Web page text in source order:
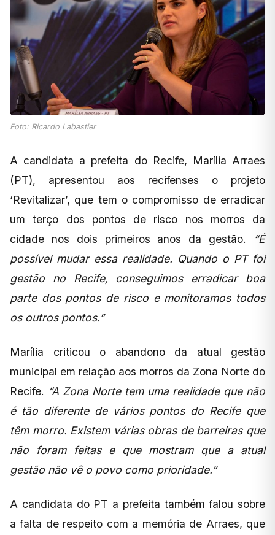
Foto: Ricardo Labastier
A candidata a prefeita do Recife, Marília Arraes
(PT), apresentou aos recifenses o projeto
‘Revitalizar’, que tem o compromisso de erradicar
um terço dos pontos de risco nos morros da
cidade nos dois primeiros anos da gestão.
“É
possível mudar essa realidade. Quando o PT foi
gestão no Recife, conseguimos erradicar boa
parte dos pontos de risco e monitoramos todos
os outros pontos.”
Marília criticou o abandono da atual gestão
municipal em relação aos morros da Zona Norte do
Recife. “A Zona Norte tem uma realidade que não
é tão diferente de vários pontos do Recife que
têm morro. Existem várias obras de barreiras que
não foram feitas e que mostram que a atual
gestão não vê o povo como prioridade.”
A candidata do PT a prefeita também falou sobre
a falta de respeito com a memória de Arraes, que